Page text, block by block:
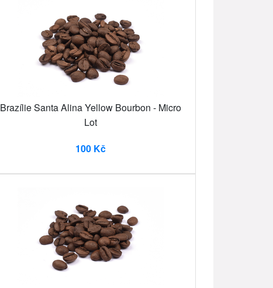
Brazílie Santa Alina Yellow Bourbon - Micro
Lot
100 Kč